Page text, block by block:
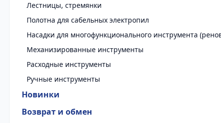
Лестницы, стремянки
Полотна для сабельных электропил
Насадки для многофункционального инструмента
Механизированные инструменты
Расходные инструменты
Ручные инструменты
Новинки
Возврат и обмен